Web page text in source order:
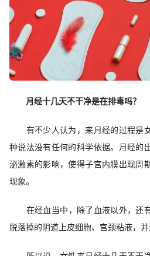
月经十几天不干净是在排毒吗？
有不少人认为，来月经的过程是
种说法没有任何的科学依据。月经的
泌激素的影响，使得子宫内膜出现周
现象。
在经血当中，除了血液以外，还
脱落掉的阴道上皮细胞、宫颈粘液，并